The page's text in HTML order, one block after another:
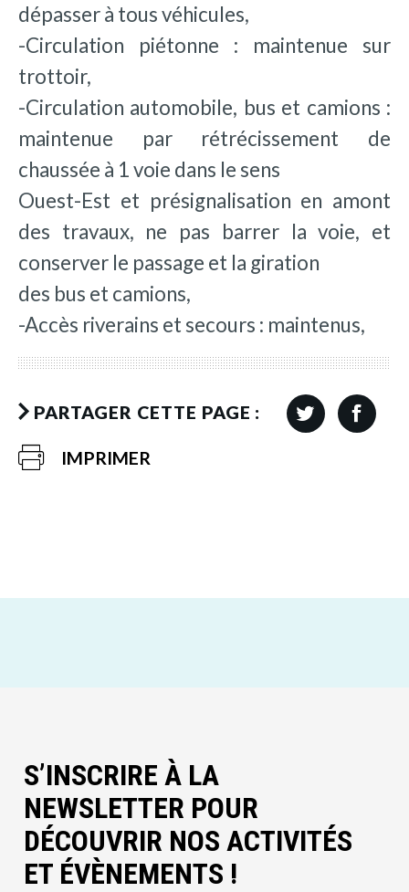
dépasser à tous véhicules,
-Circulation piétonne : maintenue sur
trottoir,
-Circulation automobile, bus et camions :
maintenue par rétrécissement de
chaussée à 1 voie dans le sens
Ouest-Est et présignalisation en amont
des travaux, ne pas barrer la voie, et
conserver le passage et la giration
des bus et camions,
-Accès riverains et secours : maintenus,
PARTAGER CETTE PAGE :
IMPRIMER
S’INSCRIRE À LA
NEWSLETTER POUR
DÉCOUVRIR NOS ACTIVITÉS
ET ÉVÈNEMENTS !